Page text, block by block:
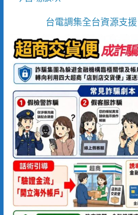
台電調集全台資源支